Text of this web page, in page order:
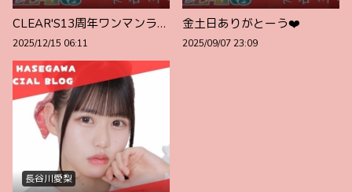
CLEAR'S13周年ワンマンライブありがとう🪄︎︎🌈
2025/12/15 06:11
金土日ありがとーう❤️
2025/09/07 23:09
長谷川愛梨